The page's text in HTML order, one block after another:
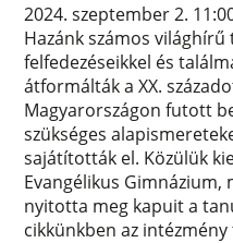
2024. szeptember 2.
Hazánk számos
felfedezéseikkel és
átformálták a XX.
Magyarországon futott
szükséges
sajátították el. Közülük
Evangélikus Gimnázium,
nyitotta meg kapuit a
cikkünkben az